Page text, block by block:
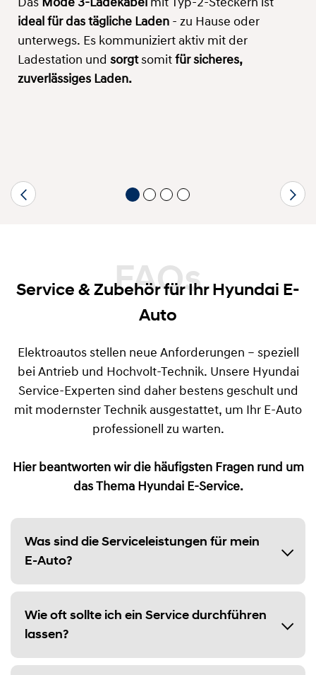
Das Mode 3-Ladekabel mit Typ-2-Steckern ist
ideal für das tägliche Laden - zu Hause oder
unterwegs. Es kommuniziert aktiv mit der
Ladestation und sorgtsomit für sicheres,
zuverlässiges Laden.
FAQs
Service & Zubehör für Ihr Hyundai E-
Auto
Elektroautos stellen neue Anforderungen – speziell
bei Antrieb und Hochvolt-Technik. Unsere Hyundai
Service-Experten sind daher bestens geschult und
mit modernster Technik ausgestattet, um Ihr E-Auto
professionell zu warten.
Hier beantworten wir die häufigsten Fragen rund um
das Thema Hyundai E-Service.
Was sind die Serviceleistungen für mein
E-Auto?
Wie oft sollte ich ein Service durchführen
lassen?